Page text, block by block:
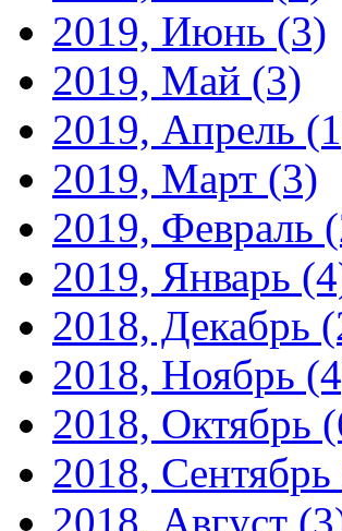
2019, Июнь (3)
2019, Май (3)
2019, Апрель
2019, Март (3)
2019, Февраль
2019, Январь
2018, Декабрь
2018, Ноябрь
2018, Октябрь
2018, Сентябрь
2018, Август